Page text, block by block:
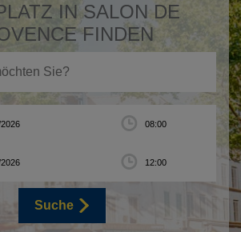
IN SALON DE
FINDEN
Suche